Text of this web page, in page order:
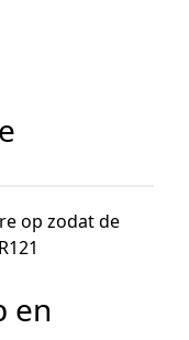
op zodat de
en